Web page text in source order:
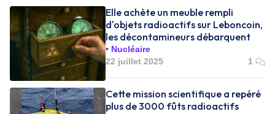
Elle achète un meuble rempli
d'objets radioactifs sur Leboncoin,
les décontamineurs débarquent
Nucléaire
22 juillet 2025
1
Cette mission scientifique a repéré
plus de 3000 fûts radioactifs